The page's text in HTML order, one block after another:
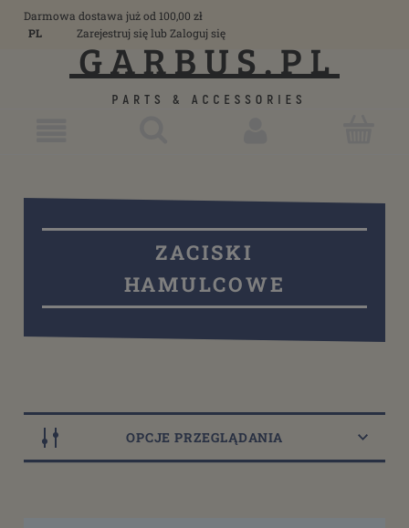
Darmowa dostawa już od 100,00 zł
PL
Zarejestruj sięlub Zaloguj się
ZACISKI
HAMULCOWE
OPCJE PRZEGLĄDANIA